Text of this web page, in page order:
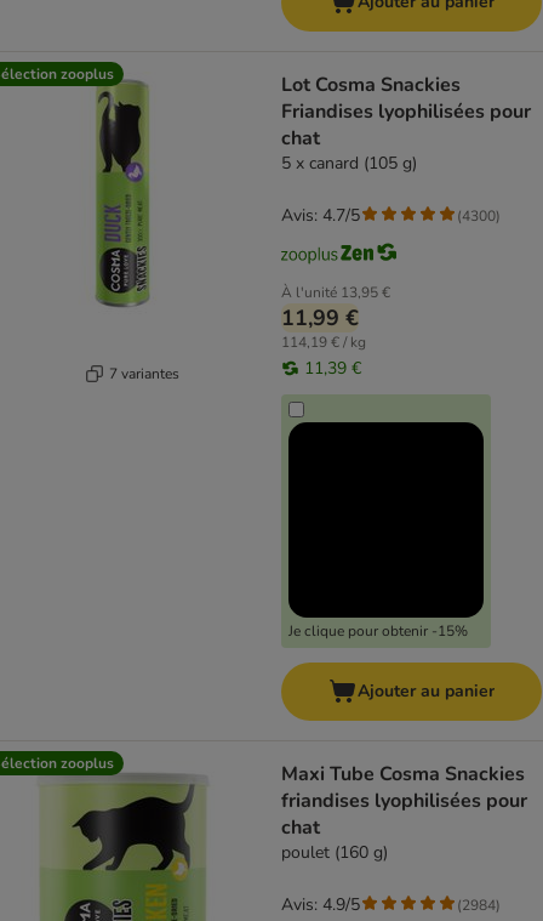
zooplus
7 variantes
Lot Cosma Snackies
Friandises lyophilisées pour
chat
5 x canard (105 g)
À l'unité 13,95 €
11,99 €
114,19 € / kg
11,39 €
Je clique pour obtenir -15%
Avis: 4.7/5 (4300)
Ajouter au panier
zooplus
Maxi Tube Cosma Snackies
friandises lyophilisées pour
chat
poulet (160 g)
Avis: 4.9/5 (2984)